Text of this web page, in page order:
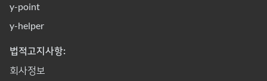
y-point
y-helper
법적고지사항:
회사정보